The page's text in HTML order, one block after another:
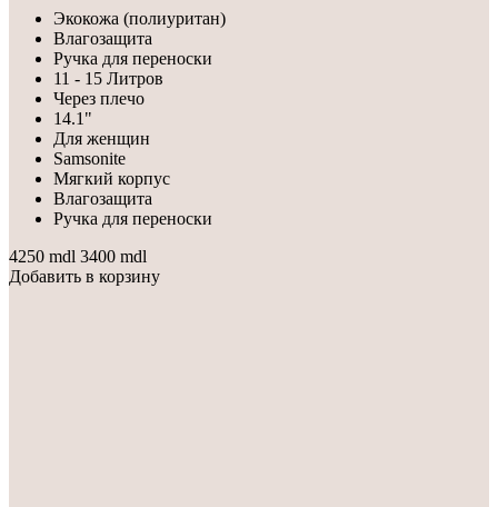
Экокожа (полиуритан)
Влагозащита
Ручка для переноски
11 - 15 Литров
Через плечо
14.1"
Для женщин
Samsonite
Мягкий корпус
Влагозащита
Ручка для переноски
4250 mdl 3400 mdl
Добавить в корзину